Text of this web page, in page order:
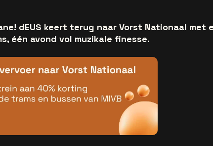
dEUS keert terug naar Vorst Nationaal met
één avond vol muzikale finesse.